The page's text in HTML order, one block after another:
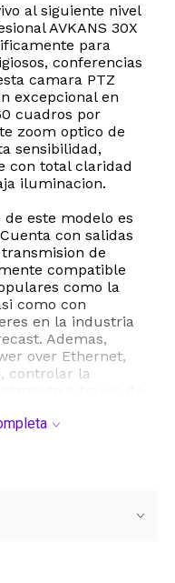
al siguiente nivel
AVKANS 30X
para
conferencias
camara PTZ
excepcional en
cuadros por
zoom optico de
sensibilidad,
con total claridad
iluminacion.
este modelo es
con salidas
de
compatible
como la
como con
en la industria
Ademas,
over Ethernet,
controlar la
sin necesidad de